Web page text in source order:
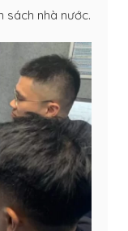
sách nhà nước.